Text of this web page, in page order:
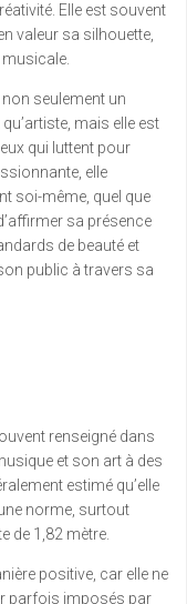
Elle est souvent
valeur sa silhouette,
seulement un
mais elle est
qui luttent pour
elle
soi-même, quel que
sa présence
de beauté et
public à travers sa
renseigné dans
et son art à des
estimé qu’elle
norme, surtout
de 1,82 mètre.
positive, car elle ne
parfois imposés par